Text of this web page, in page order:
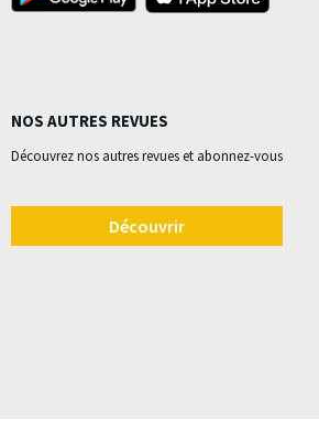
NOS AUTRES REVUES
Découvrez nos autres revues et abonnez-vous
Découvrir